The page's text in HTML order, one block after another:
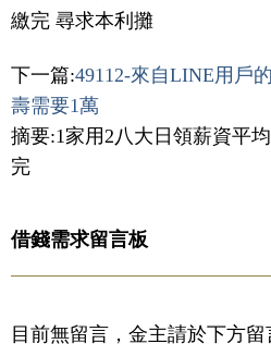
繳完 尋求本利攤
下一篇:49112-來自LINE用戶
壽需要1萬
摘要:1家用2八大日領薪資平
完
借錢需求留言板
目前無留言，金主請於下方留